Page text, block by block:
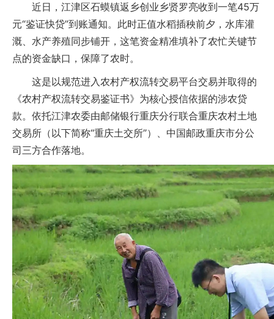
近日，江津区石蟆镇返乡创业乡贤罗亮收到一笔45万
元“鉴证快贷”到账通知。此时正值水稻插秧前夕，水库灌
溉、水产养殖同步铺开，这笔资金精准填补了农忙关键节
点的资金缺口，保障了农时。
这是以规范进入农村产权流转交易平台交易并取得的
《农村产权流转交易鉴证书》为核心授信依据的涉农贷
款。依托江津农委由邮储银行重庆分行联合重庆农村土地
交易所（以下简称“重庆土交所”）、中国邮政重庆市分公
司三方合作落地。